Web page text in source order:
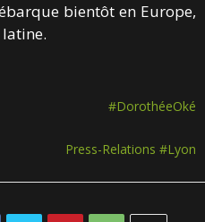
bientôt en Europe,
#DorothéeOké
Press-Relations #Lyon